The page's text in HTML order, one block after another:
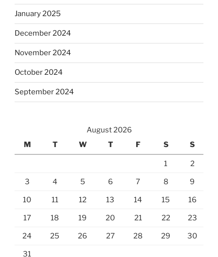
January 2025
December 2024
November 2024
October 2024
September 2024
August 2026
M
T W T F S S
1 2
3 4 5 6 7 8 9
10 11 12 13 14 15 16
17 18 19 20 21 22 23
24 25 26 27 28 29 30
31